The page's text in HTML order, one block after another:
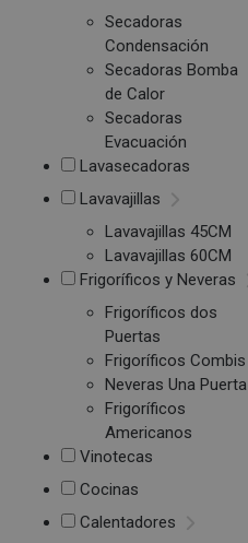
Secadoras
Condensación
Secadoras Bomba
de Calor
Secadoras
Evacuación
Lavasecadoras
Lavavajillas
Lavavajillas 45CM
Lavavajillas 60CM
Frigoríficos y Neveras
Frigoríficos dos
Puertas
Frigoríficos Combis
Neveras Una Puerta
Frigoríficos
Americanos
Vinotecas
Cocinas
Calentadores